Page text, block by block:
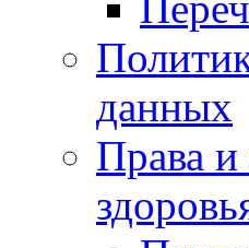
данных
Права и